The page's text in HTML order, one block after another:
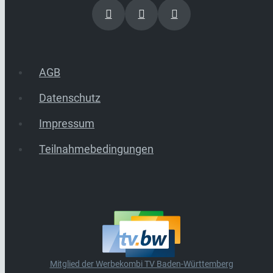
AGB
Datenschutz
Impressum
Teilnahmebedingungen
Mitglied der Werbekombi TV Baden-Württemberg